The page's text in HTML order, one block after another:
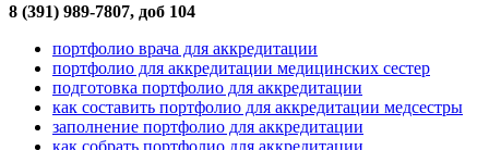
8 (391) 989-7807, доб 104
портфолио врача для аккредитации
портфолио для аккредитации медицинских сестер
подготовка портфолио для аккредитации
как составить портфолио для аккредитации медсестры
заполнение портфолио для аккредитации
как собрать портфолио для аккредитации